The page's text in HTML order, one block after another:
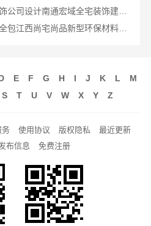
南通海安毛坯装饰公司设计南通宏域全宅装饰建材有限公司
江西装修原木风全包江西尚宅尚品新型环保材料有限公司
E F G H I J K L
M
S T U V W X Y Z
务 使用协议 版权隐私
最近更新
布信息 免费注册